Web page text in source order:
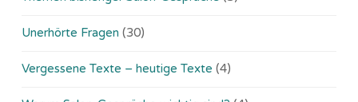
Unerhörte Fragen (30)
Vergessene Texte – heutige Texte (4)